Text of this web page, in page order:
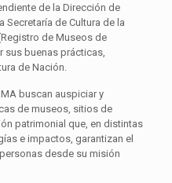
de la Dirección de
Secretaría de Cultura de la
de Museos de
buenas prácticas,
de Nación.
buscan auspiciar y
de museos, sitios de
patrimonial que, en distintas
e impactos, garantizan el
desde su misión